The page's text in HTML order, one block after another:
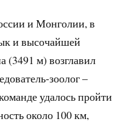
и Монголии, в
и высочайшей
(3491 м) возглавил
зоолог –
удалось пройти
около 100 км,